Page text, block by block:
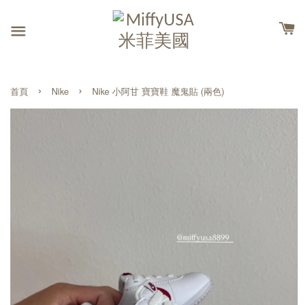
首頁 › Nike › Nike 小阿甘 寶寶鞋 魔鬼貼 (兩色)